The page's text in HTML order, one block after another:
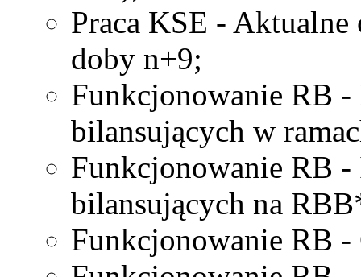
Praca KSE -
doby n+9;
Funkcjonowanie RB -
bilansujących w
Funkcjonowanie RB -
bilansujących na
Funkcjonowanie RB